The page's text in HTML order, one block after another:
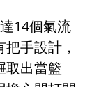
14個氣流
手設計，
取出當籃